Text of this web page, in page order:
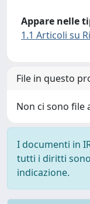
Appare nelle
1.1 Articoli su
File in questo
Non ci sono file
I documenti in
tutti i diritti
indicazione.